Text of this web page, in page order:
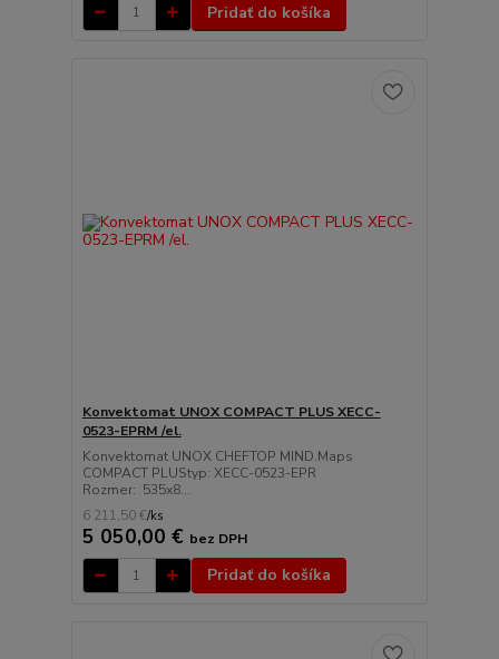
Pridať do košíka
Konvektomat UNOX COMPACT PLUS XECC-
0523-EPRM /el.
Konvektomat UNOX CHEFTOP MIND.Maps
COMPACT PLUStyp: XECC-0523-EPR
Rozmer: 535x8...
6 211,50 €/ks
5 050,00 € bez DPH
Pridať do košíka